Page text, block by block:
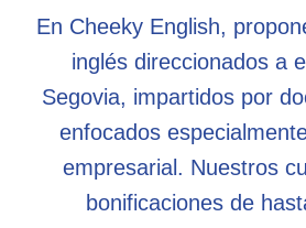
En Cheeky English,
inglés direccionados a
Segovia, impartidos por
enfocados
empresarial. Nuestros
bonificaciones de